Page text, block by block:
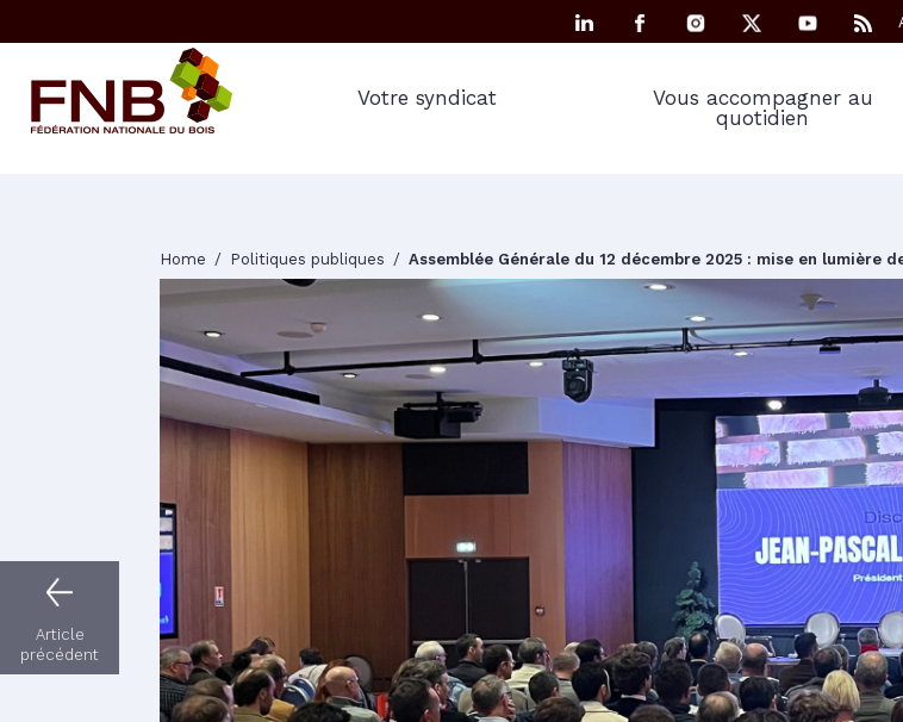
Votre syndicat
Vous accompagner au
quotidien
Home Politiques publiques Assemblée Générale du 12 décembre 2025 : mise en lumière
Article
précédent